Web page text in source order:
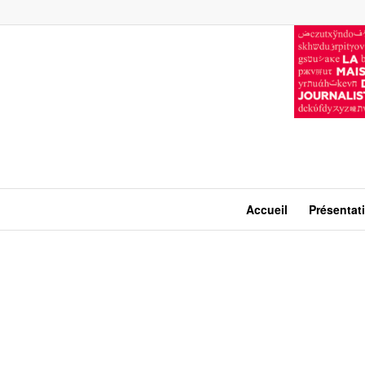
Accueil